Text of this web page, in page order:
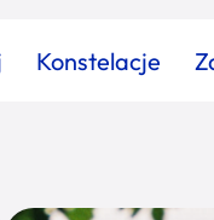
Konstelacje